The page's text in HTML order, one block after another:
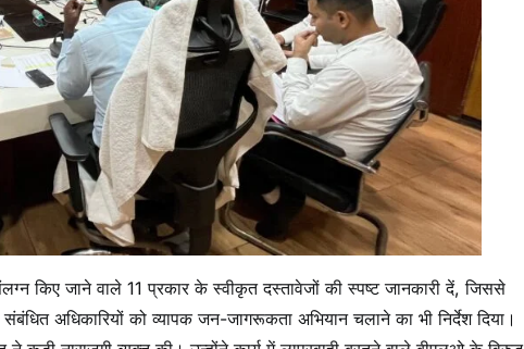
किए जाने वाले 11 प्रकार के स्वीकृत दस्तावेजों की स्पष्ट जानकारी दें, जिससे
अधिकारियों को व्यापक जन-जागरूकता अभियान चलाने का भी निर्देश दिया।